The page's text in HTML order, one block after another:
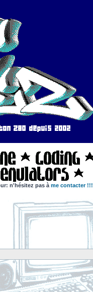
n'hésitez pas à me contacter !!!